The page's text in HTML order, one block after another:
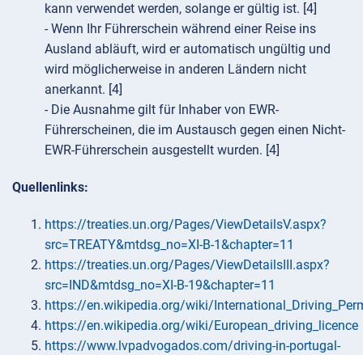
kann verwendet werden, solange er gültig ist. [4]
- Wenn Ihr Führerschein während einer Reise ins
Ausland abläuft, wird er automatisch ungültig und
wird möglicherweise in anderen Ländern nicht
anerkannt. [4]
- Die Ausnahme gilt für Inhaber von EWR-
Führerscheinen, die im Austausch gegen einen Nicht-
EWR-Führerschein ausgestellt wurden. [4]
Quellenlinks:
https://treaties.un.org/Pages/ViewDetailsV.aspx?
src=TREATY&mtdsg_no=XI-B-1&chapter=11
https://treaties.un.org/Pages/ViewDetailsIII.aspx?
src=IND&mtdsg_no=XI-B-19&chapter=11
https://en.wikipedia.org/wiki/
https://en.wikipedia.org/wiki/European_driving_licence
https://www.lvpadvogados.com/driving-in-portugal-